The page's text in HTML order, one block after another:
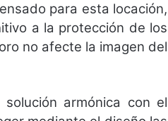
para esta locación,
a la protección de los
no afecte la imagen del
armónica con el